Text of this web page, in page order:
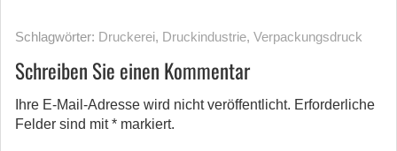
Schlagwörter: Druckerei, Druckindustrie, Verpackungsdruck
Schreiben Sie einen Kommentar
Ihre E-Mail-Adresse wird nicht veröffentlicht. Erforderliche
Felder sind mit* markiert.